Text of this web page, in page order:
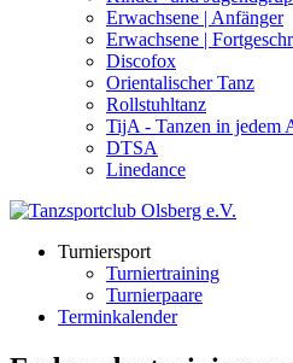
Erwachsene | Anfänger
Erwachsene |
Discofox
Orientalischer Tanz
Rollstuhltanz
TijA - Tanzen in jedem
DTSA
Linedance
Turniersport
Turniertraining
Turnierpaare
Terminkalender